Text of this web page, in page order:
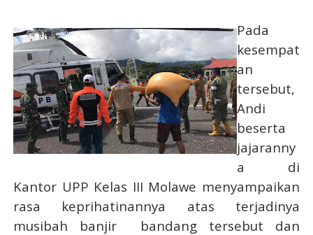
Pada
kesempat
an
tersebut,
Andi
beserta
jajaranny
a di
Kantor UPP Kelas III Molawe menyampaikan
rasa keprihatinannya atas terjadinya
musibah banjir bandang tersebut dan